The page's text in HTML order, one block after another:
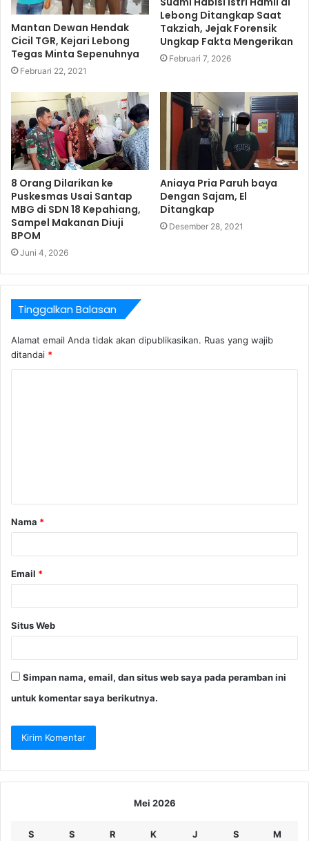
Mantan Dewan Hendak
Cicil TGR, Kejari Lebong
Tegas Minta Sepenuhnya
Februari 22, 2021
Lebong Ditangkap Saat
Takziah, Jejak Forensik
Ungkap Fakta Mengerikan
Februari 7, 2026
8 Orang Dilarikan ke
Puskesmas Usai Santap
MBG di SDN 18 Kepahiang,
Sampel Makanan Diuji
BPOM
Juni 4, 2026
Aniaya Pria Paruh baya
Dengan Sajam, El
Ditangkap
Desember 28, 2021
Tinggalkan Balasan
Alamat email Anda tidak akan dipublikasikan. Ruas yang wajib
ditandai *
Nama *
Email *
Situs Web
Simpan nama, email, dan situs web saya pada peramban ini
untuk komentar saya berikutnya.
Mei 2026
S S R K J S M